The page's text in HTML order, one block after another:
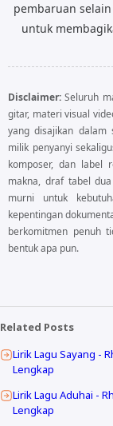
pembaruan
untuk
Disclaimer: Seluruh
gitar, materi visual
yang disajikan dalam
milik penyanyi
komposer, dan label
makna, draf tabel
murni untuk
kepentingan
berkomitmen penuh
bentuk apa pun.
Related Posts
Lirik Lagu Sayang -
Lengkap
Lirik Lagu Aduhai -
Lengkap